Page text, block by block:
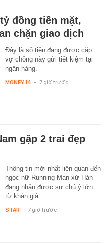
đồng tiền mặt,
chặn giao dịch
Đây là số tiền đang được cặp
vợ chồng này gửi tiết kiệm tại
ngân hàng.
MONEY.14 - 7 giờ trước
gặp 2 trai đẹp
Thông tin mới nhất liên quan đến
ngọc nữ Running Man xứ Hàn
đang nhận được sự chú ý lớn
từ khán giả.
STAR - 7 giờ trước